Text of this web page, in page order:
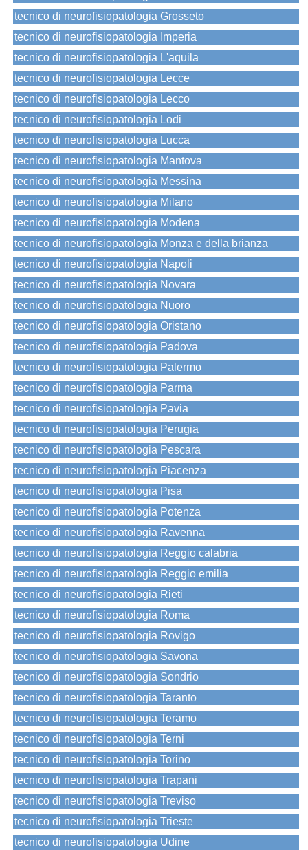
tecnico di neurofisiopatologia Grosseto
tecnico di neurofisiopatologia Imperia
tecnico di neurofisiopatologia L'aquila
tecnico di neurofisiopatologia Lecce
tecnico di neurofisiopatologia Lecco
tecnico di neurofisiopatologia Lodi
tecnico di neurofisiopatologia Lucca
tecnico di neurofisiopatologia Mantova
tecnico di neurofisiopatologia Messina
tecnico di neurofisiopatologia Milano
tecnico di neurofisiopatologia Modena
tecnico di neurofisiopatologia Monza e della brianza
tecnico di neurofisiopatologia Napoli
tecnico di neurofisiopatologia Novara
tecnico di neurofisiopatologia Nuoro
tecnico di neurofisiopatologia Oristano
tecnico di neurofisiopatologia Padova
tecnico di neurofisiopatologia Palermo
tecnico di neurofisiopatologia Parma
tecnico di neurofisiopatologia Pavia
tecnico di neurofisiopatologia Perugia
tecnico di neurofisiopatologia Pescara
tecnico di neurofisiopatologia Piacenza
tecnico di neurofisiopatologia Pisa
tecnico di neurofisiopatologia Potenza
tecnico di neurofisiopatologia Ravenna
tecnico di neurofisiopatologia Reggio calabria
tecnico di neurofisiopatologia Reggio emilia
tecnico di neurofisiopatologia Rieti
tecnico di neurofisiopatologia Roma
tecnico di neurofisiopatologia Rovigo
tecnico di neurofisiopatologia Savona
tecnico di neurofisiopatologia Sondrio
tecnico di neurofisiopatologia Taranto
tecnico di neurofisiopatologia Teramo
tecnico di neurofisiopatologia Terni
tecnico di neurofisiopatologia Torino
tecnico di neurofisiopatologia Trapani
tecnico di neurofisiopatologia Treviso
tecnico di neurofisiopatologia Trieste
tecnico di neurofisiopatologia Udine